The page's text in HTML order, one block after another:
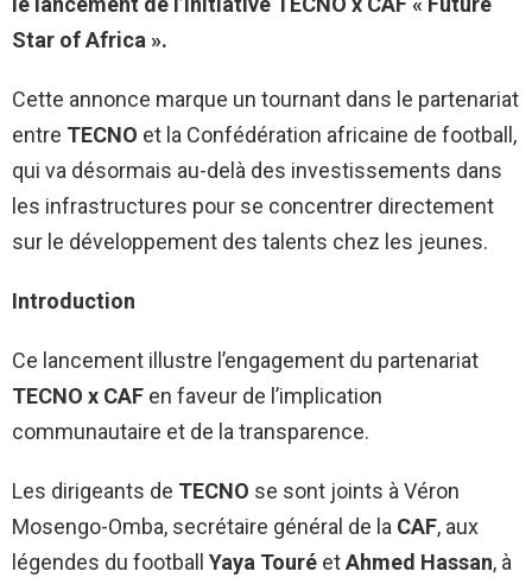
Star of Africa ».
Cette annonce marque un tournant dans le partenariat
entre TECNO et la Confédération africaine de football,
qui va désormais au-delà des investissements dans
les infrastructures pour se concentrer directement
sur le développement des talents chez les jeunes.
Introduction
Ce lancement illustre l’engagement du partenariat
TECNO x CAF en faveur de l’implication
communautaire et de la transparence.
Les dirigeants de TECNO se sont joints à Véron
Mosengo-Omba, secrétaire général de la CAF, aux
légendes du football Yaya Touré etAhmed Hassan, à